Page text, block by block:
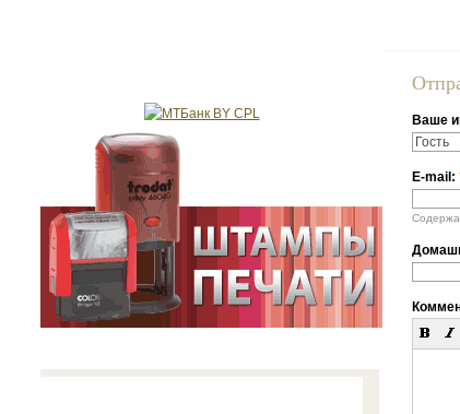
Ваше
E-mail: